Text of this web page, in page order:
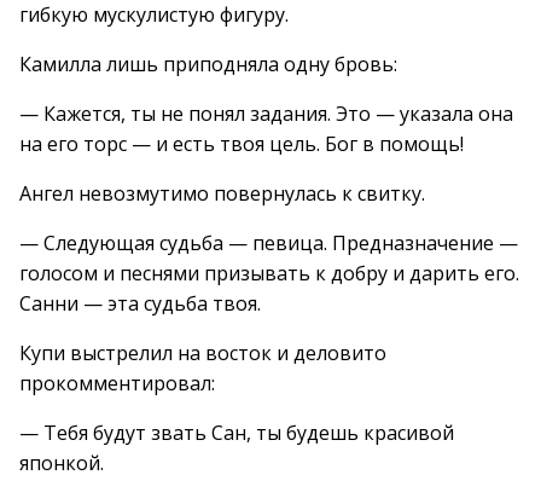
гибкую мускулистую фигуру.
Камилла лишь приподняла одну бровь:
— Кажется, ты не понял задания. Это — указала она
на его торс — и есть твоя цель. Бог в помощь!
Ангел невозмутимо повернулась к свитку.
— Следующая судьба — певица. Предназначение —
голосом и песнями призывать к добру и дарить его.
Санни — эта судьба твоя.
Купи выстрелил на восток и деловито
прокомментировал:
— Тебя будут звать Сан, ты будешь красивой
японкой.